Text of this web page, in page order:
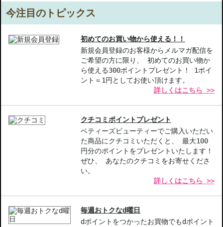
【ギフト好適品】
JAN/UPC：3145891320305
Product description in English is here（英語説明）
今注目のトピックス
初めてのお買い物から使える！！
新規会員登録のお客様からメルマガ配信を
ご希望の方に限り、 初めてのお買い物か
ら使える300ポイントプレゼント！ 1ポイ
ント＝1円としてお使い頂けます。
詳しくはこちら >>
クチコミポイントプレゼント
ベティーズビューティーでご購入いただい
た商品にクチコミいただくと、 最大100
円分のポイントをプレゼントいたします！
ぜひ、 あなたのクチコミをお寄せくださ
い。
詳しくはこちら >>
毎週おトクなd曜日
dポイントをつかったお買物でもdポイント